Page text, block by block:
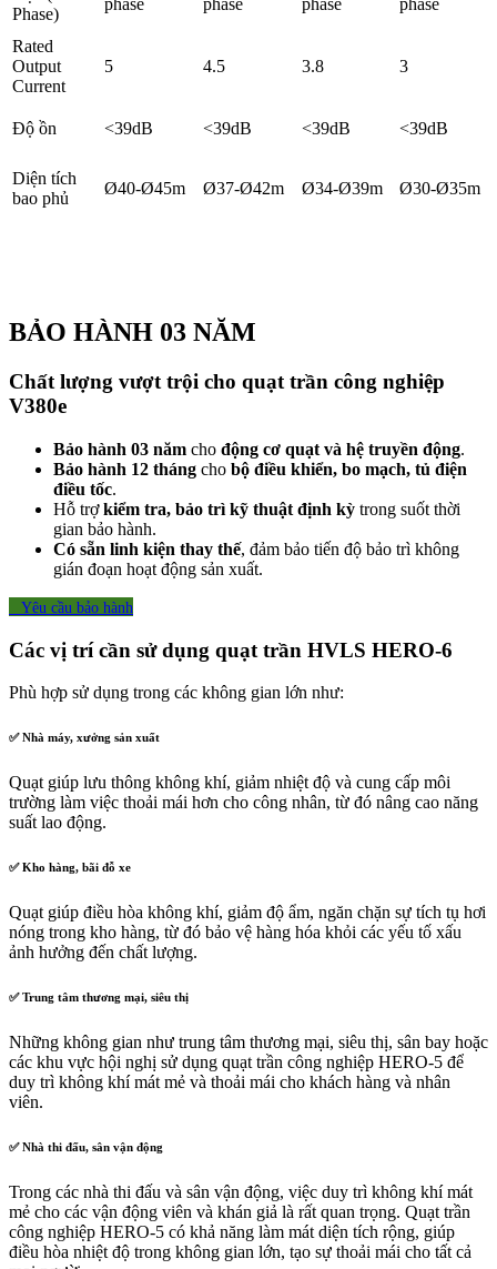
Phase)
phase phase phase phase
Rated
Output
Current
5 4.5 3.8 3
Độ ồn <39dB <39dB <39dB <39dB
Diện tích
bao phủ
Ø40-Ø45m Ø37-Ø42m Ø34-Ø39m Ø30-Ø35m
BẢO HÀNH 03 NĂM
Chất lượng vượt trội cho quạt trần công nghiệp
V380e
Bảo hành 03 năm cho động cơ quạt và hệ truyền động.
Bảo hành 12 tháng cho bộ điều khiển, bo mạch, tủ điện
điều tốc.
Hỗ trợkiểm tra, bảo trì kỹ thuật định kỳ trong suốt thời
gian bảo hành.
Có sẵn linh kiện thay thế, đảm bảo tiến độ bảo trì không
gián đoạn hoạt động sản xuất.
Yêu cầu bả​​​​o​​ hành
Các vị trí cần sử dụng quạt trần HVLS HERO-6
Phù hợp sử dụng trong các không gian lớn như:
✅ Nhà máy, xưởng sản xuất
Quạt giúp lưu thông không khí, giảm nhiệt độ và cung cấp môi
trường làm việc thoải mái hơn cho công nhân, từ đó nâng cao năng
suất lao động.
✅ Kho hàng, bãi đỗ xe
Quạt giúp điều hòa không khí, giảm độ ẩm, ngăn chặn sự tích tụ hơi
nóng trong kho hàng, từ đó bảo vệ hàng hóa khỏi các yếu tố xấu
ảnh hưởng đến chất lượng.
✅ Trung tâm thương mại, siêu thị
Những không gian như trung tâm thương mại, siêu thị, sân bay hoặc
các khu vực hội nghị sử dụng quạt trần công nghiệp HERO-5 để
duy trì không khí mát mẻ và thoải mái cho khách hàng và nhân
viên.
✅ Nhà thi đấu, sân vận động
Trong các nhà thi đấu và sân vận động, việc duy trì không khí mát
mẻ cho các vận động viên và khán giả là rất quan trọng. Quạt trần
công nghiệp HERO-5 có khả năng làm mát diện tích rộng, giúp
điều hòa nhiệt độ trong không gian lớn, tạo sự thoải mái cho tất cả